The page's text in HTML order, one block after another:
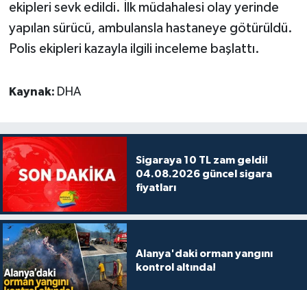
ekipleri sevk edildi. İlk müdahalesi olay yerinde
yapılan sürücü, ambulansla hastaneye götürüldü.
Polis ekipleri kazayla ilgili inceleme başlattı.
Kaynak: DHA
Sigaraya 10 TL zam geldi!
04.08.2026 güncel sigara
fiyatları
Alanya'daki orman yangını
kontrol altında!